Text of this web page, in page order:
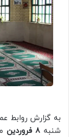
به گزارش روابط
شنبه8 فروردین